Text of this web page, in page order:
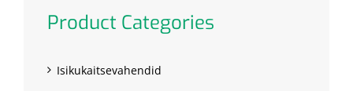
Product Categories
Isikukaitsevahendid